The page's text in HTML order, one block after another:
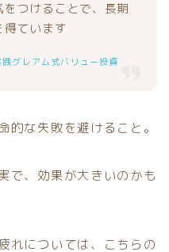
つけることで、長期
得ています
グレアム式バリュー投資
的な失敗を避けること。
で、効果が大きいのかも
れについては、こちらの